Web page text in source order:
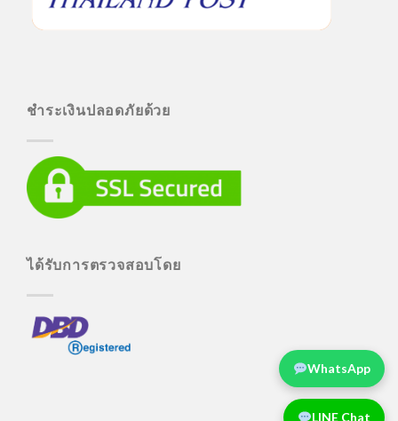
ชำระเงินปลอดภัยด้วย
ได้รับการตรวจสอบโดย
LINE Chat
WhatsApp